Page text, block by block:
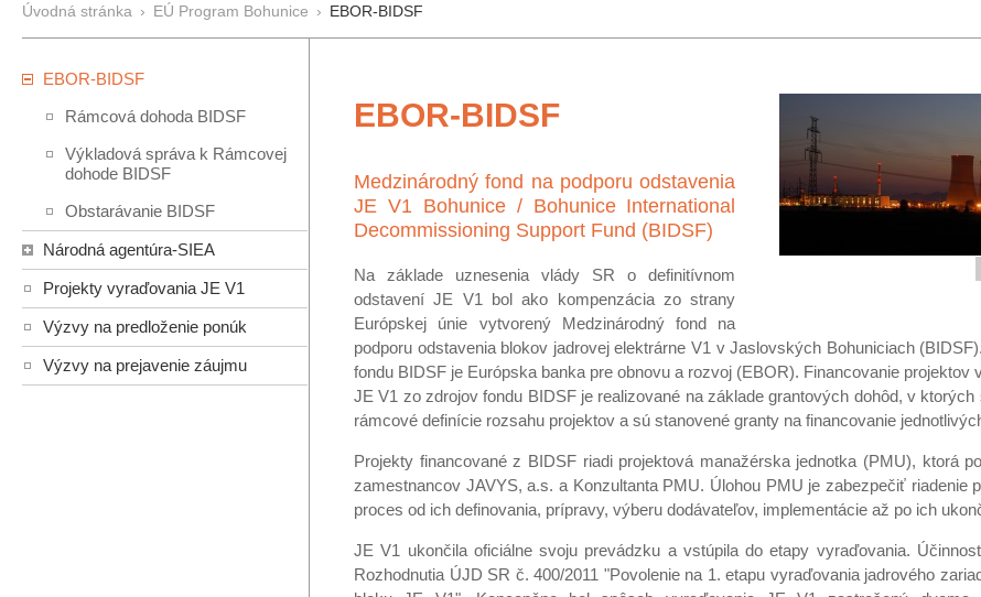
Úvodná stránka › EÚ Program Bohunice › EBOR-BIDSF
EBOR-BIDSF
Rámcová dohoda BIDSF
Výkladová správa k Rámcovej
dohode BIDSF
Obstarávanie BIDSF
Národná agentúra-SIEA
Projekty vyraďovania JE V1
Výzvy na predloženie ponúk
Výzvy na prejavenie záujmu
EBOR-BIDSF
Medzinárodný fond na podporu odstavenia
JE V1 Bohunice / Bohunice International
Decommissioning Support Fund (BIDSF)
Na základe uznesenia vlády SR o definitívnom
odstavení JE V1 bol ako kompenzácia zo strany
Európskej únie vytvorený Medzinárodný fond na
podporu odstavenia blokov jadrovej elektrárne V1 v Jaslovských Bohuniciach
fondu BIDSF je Európska banka pre obnovu a rozvoj (EBOR). Financovanie projektov
JE V1 zo zdrojov fondu BIDSF je realizované na základe grantových dohôd, v ktorých
rámcové definície rozsahu projektov a sú stanovené granty na financovanie
Projekty financované z BIDSF riadi projektová manažérska jednotka (PMU), ktorá
zamestnancov JAVYS, a.s. a Konzultanta PMU. Úlohou PMU je zabezpečiť riadenie
proces od ich definovania, prípravy, výberu dodávateľov, implementácie až po ich
JE V1 ukončila oficiálne svoju prevádzku a vstúpila do etapy vyraďovania.
Rozhodnutia ÚJD SR č. 400/2011 "Povolenie na 1. etapu vyraďovania jadrového